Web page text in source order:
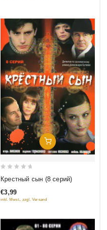
Добавить В Корзину
out
of
Крестный сын (8 серий)
€3,99
inkl. Mwst., zzgl. Versand